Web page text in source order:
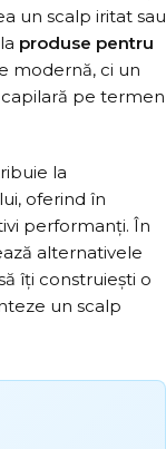
un scalp iritat sau
produse pentru
modernă, ci un
pe termen
la
oferind în
performanți. În
alternativele
îți construiești o
un scalp